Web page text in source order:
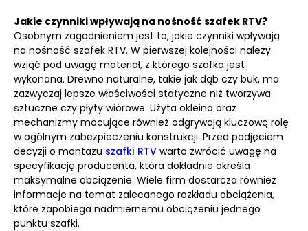
Jakie czynniki wpływają na nośność szafek RTV?
Osobnym zagadnieniem jest to, jakie czynniki wpływają
na nośność szafek RTV. W pierwszej kolejności należy
wziąć pod uwagę materiał, z którego szafka jest
wykonana. Drewno naturalne, takie jak dąb czy buk, ma
zazwyczaj lepsze właściwości statyczne niż tworzywa
sztuczne czy płyty wiórowe. Użyta okleina oraz
mechanizmy mocujące również odgrywają kluczową rolę
w ogólnym zabezpieczeniu konstrukcji. Przed podjęciem
decyzji o montażu szafki RTV warto zwrócić uwagę na
specyfikację producenta, która dokładnie określa
maksymalne obciążenie. Wiele firm dostarcza również
informacje na temat zalecanego rozkładu obciążenia,
które zapobiega nadmiernemu obciążeniu jednego
punktu szafki.